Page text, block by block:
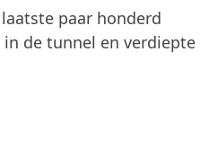
paar honderd
de tunnel en verdiepte